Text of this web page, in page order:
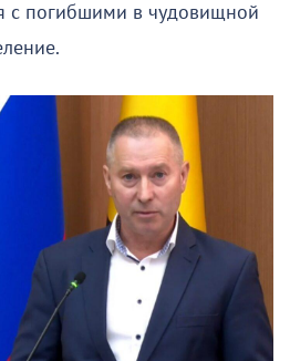
с погибшими в чудовищной